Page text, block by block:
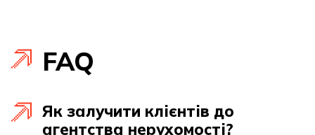
FAQ
Як залучити клієнтів до
агентства нерухомості?